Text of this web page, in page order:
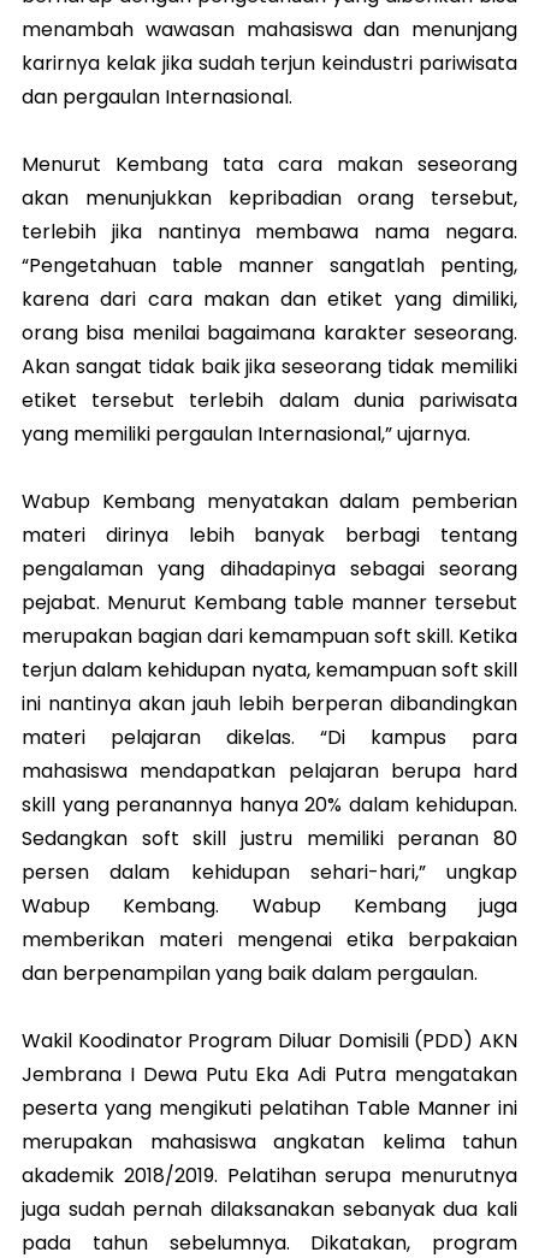
menambah wawasan mahasiswa dan menunjang
karirnya kelak jika sudah terjun keindustri pariwisata
dan pergaulan Internasional.
Menurut Kembang tata cara makan seseorang
akan menunjukkan kepribadian orang tersebut,
terlebih jika nantinya membawa nama negara.
“Pengetahuan table manner sangatlah penting,
karena dari cara makan dan etiket yang dimiliki,
orang bisa menilai bagaimana karakter seseorang.
Akan sangat tidak baik jika seseorang tidak memiliki
etiket tersebut terlebih dalam dunia pariwisata
yang memiliki pergaulan Internasional,” ujarnya.
Wabup Kembang menyatakan dalam pemberian
materi dirinya lebih banyak berbagi tentang
pengalaman yang dihadapinya sebagai seorang
pejabat. Menurut Kembang table manner tersebut
merupakan bagian dari kemampuan soft skill. Ketika
terjun dalam kehidupan nyata, kemampuan soft skill
ini nantinya akan jauh lebih berperan dibandingkan
materi pelajaran dikelas. “Di kampus para
mahasiswa mendapatkan pelajaran berupa hard
skill yang peranannya hanya 20% dalam kehidupan.
Sedangkan soft skill justru memiliki peranan 80
persen dalam kehidupan sehari-hari,” ungkap
Wabup Kembang. Wabup Kembang juga
memberikan materi mengenai etika berpakaian
dan berpenampilan yang baik dalam pergaulan.
Wakil Koodinator Program Diluar Domisili (PDD) AKN
Jembrana I Dewa Putu Eka Adi Putra mengatakan
peserta yang mengikuti pelatihan Table Manner ini
merupakan mahasiswa angkatan kelima tahun
akademik 2018/2019. Pelatihan serupa menurutnya
juga sudah pernah dilaksanakan sebanyak dua kali
pada tahun sebelumnya. Dikatakan, program